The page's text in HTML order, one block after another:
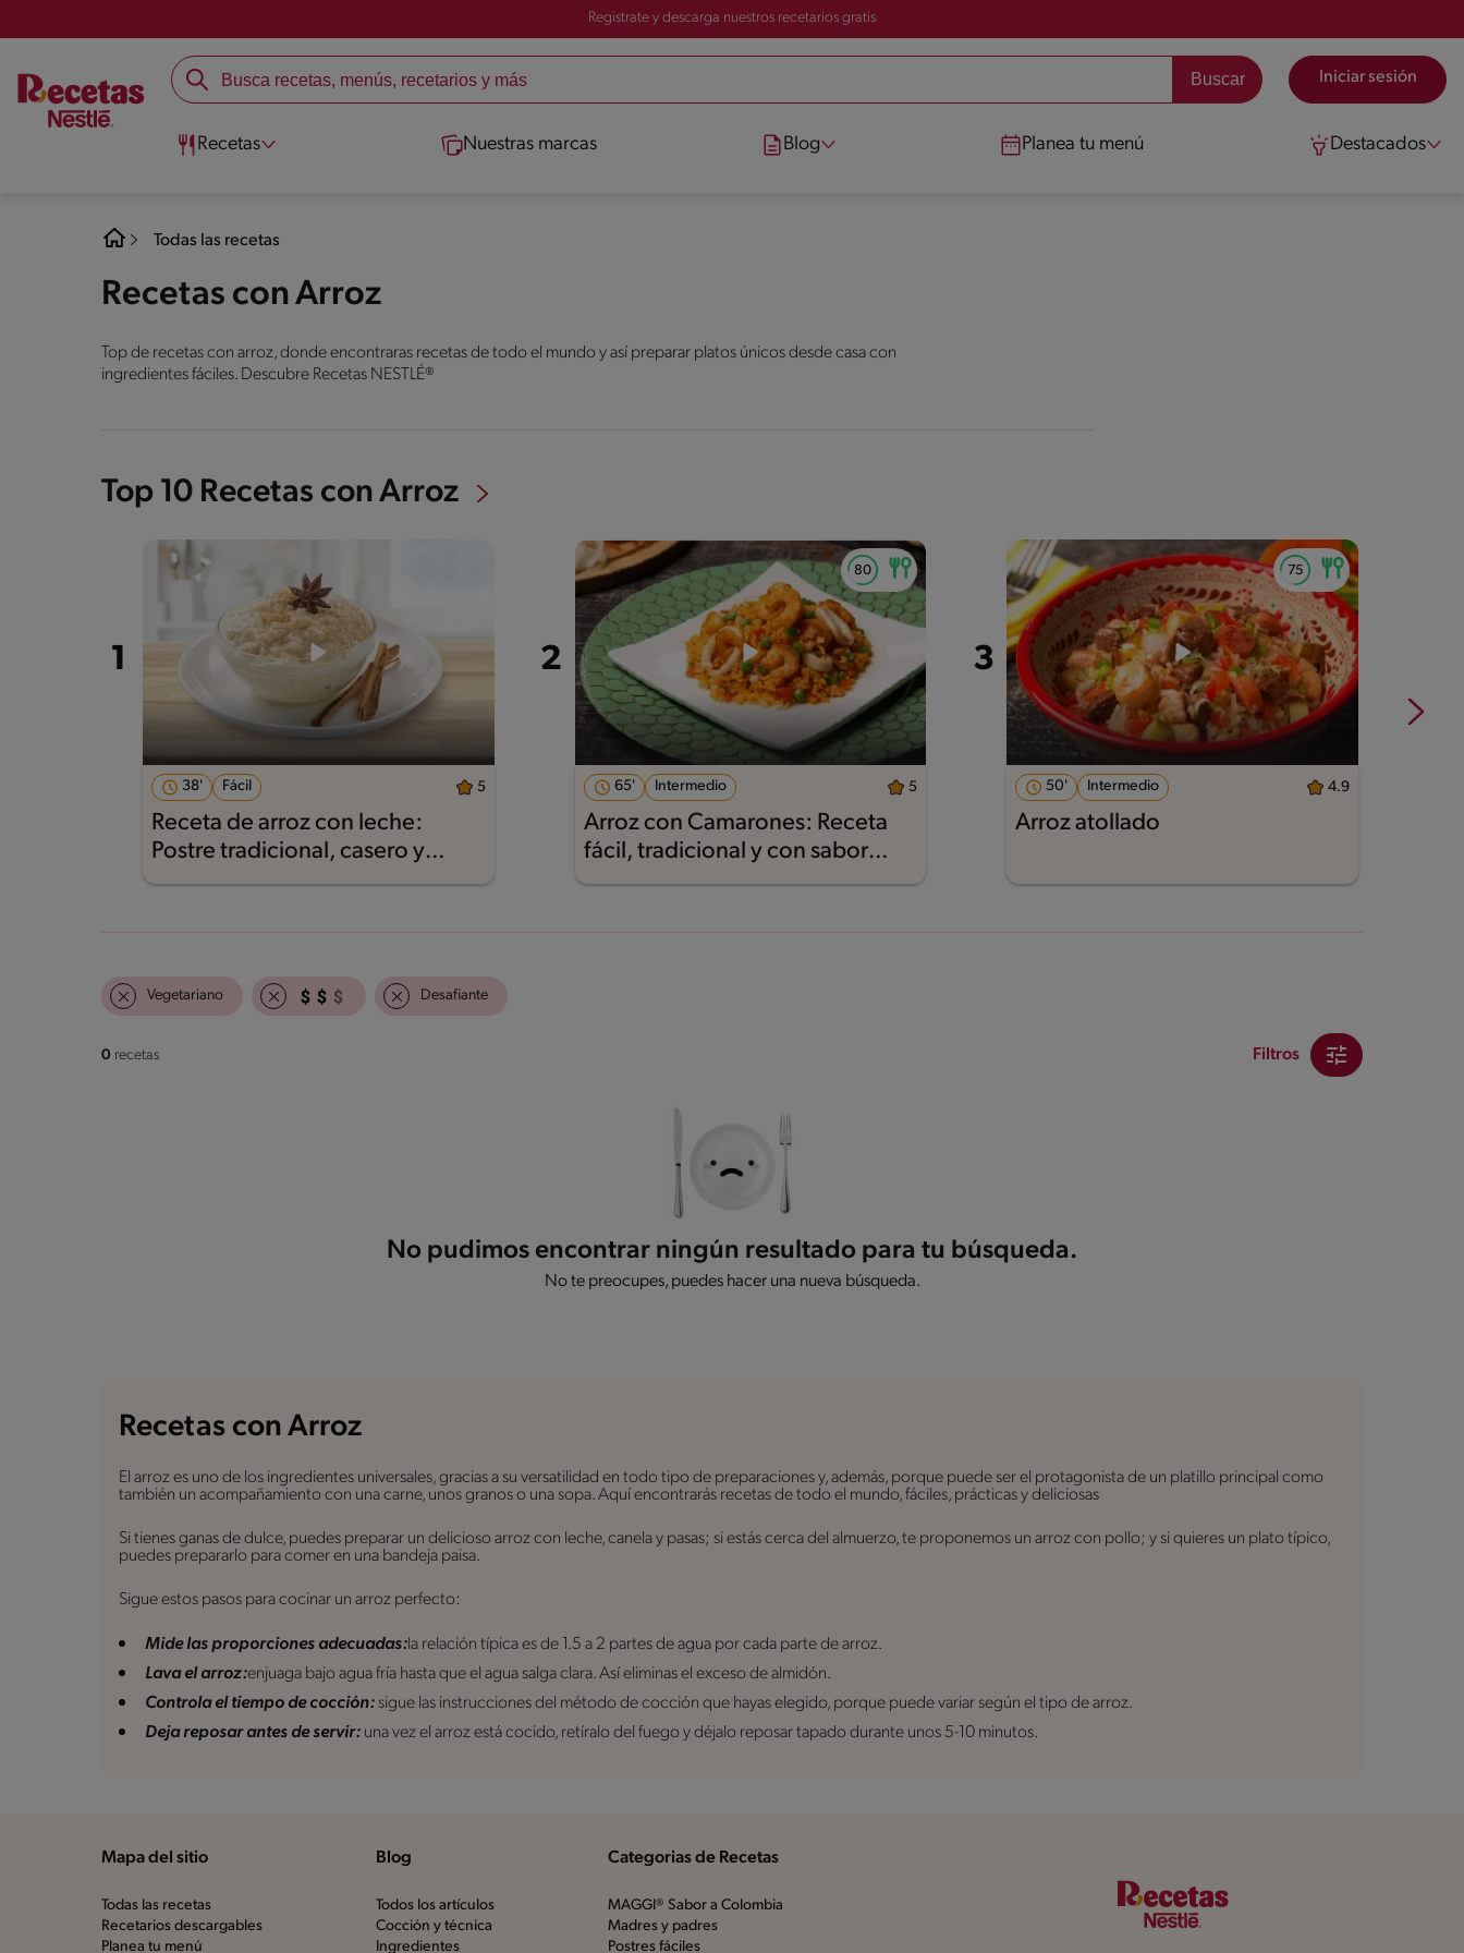
Registrate y descarga nuestros recetarios gratis
Iniciar sesión
Recetas Nuestras marcas Blog Planea tu menú Destacados
Todas las recetas
Recetas con Arroz
Top de recetas con arroz, donde encontraras recetas de todo el mundo y así preparar platos únicos desde casa con
ingredientes fáciles. Descubre Recetas NESTLÉ®
Top 10 Recetas con Arroz
38' Fácil 5
Receta de arroz con leche:
Postre tradicional, casero y
delicioso
65' Intermedio 5
Arroz con Camarones: Receta
fácil, tradicional y con sabor
Maggi®
50' Intermedio 4.9
Arroz atollado
Vegetariano Desafiante
0 recetas Filtros
No pudimos encontrar ningún resultado para tu búsqueda.
No te preocupes, puedes hacer una nueva búsqueda.
Recetas con Arroz
El arroz es uno de los ingredientes universales, gracias a su versatilidad en todo tipo de preparaciones y, además, porque puede ser el protagonista de un platillo principal como
también un acompañamiento con una carne, unos granos o una sopa. Aquí encontrarás recetas de todo el mundo, fáciles, prácticas y deliciosas
Si tienes ganas de dulce, puedes preparar un delicioso arroz con leche, canela y pasas; si estás cerca del almuerzo, te proponemos un arroz con pollo; y si quieres un plato típico,
puedes prepararlo para comer en una bandeja paisa.
Sigue estos pasos para cocinar un arroz perfecto:
Mide las proporciones adecuadas:la relación típica es de 1.5 a 2 partes de agua por cada parte de arroz.
Lava el arroz:enjuaga bajo agua fría hasta que el agua salga clara. Así eliminas el exceso de almidón.
Controla el tiempo de cocción:sigue las instrucciones del método de cocción que hayas elegido, porque puede variar según el tipo de arroz.
Deja reposar antes de servir: una vez el arroz está cocido, retíralo del fuego y déjalo reposar tapado durante unos 5-10 minutos.
Mapa del sitio
Todas las recetas
Recetarios descargables
Planea tu menú
Blog
Todos los artículos
Cocción y técnica
Ingredientes
Categorias de Recetas
MAGGI® Sabor a Colombia
Madres y padres
Postres fáciles